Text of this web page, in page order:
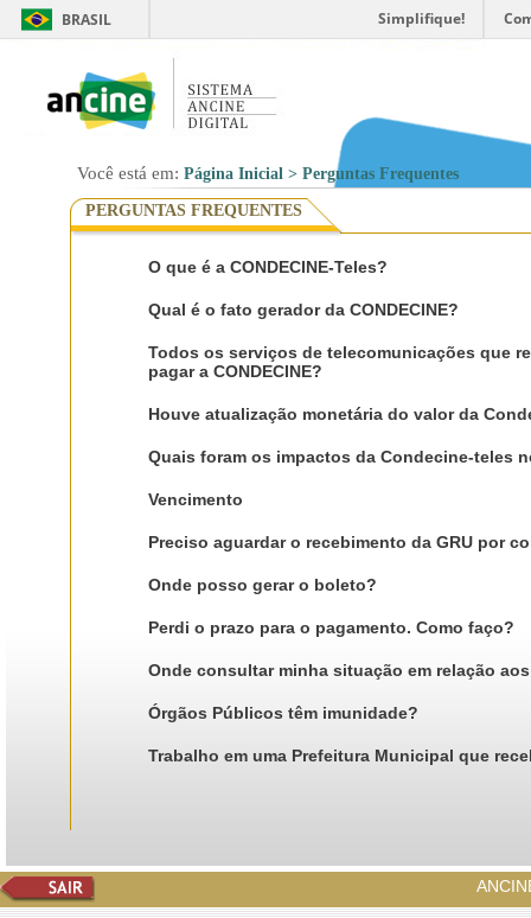
BRASIL Simplifique!
Você está em: Página Inicial > Perguntas Frequentes
PERGUNTAS FREQUENTES
O que é a CONDECINE-Teles?
Qual é o fato gerador da CONDECINE?
Todos os serviços de telecomunicações que
pagar a CONDECINE?
Houve atualização monetária do valor da
Quais foram os impactos da Condecine-teles
Vencimento
Preciso aguardar o recebimento da GRU por
Onde posso gerar o boleto?
Perdi o prazo para o pagamento. Como faço?
Onde consultar minha situação em relação
Órgãos Públicos têm imunidade?
Trabalho em uma Prefeitura Municipal que